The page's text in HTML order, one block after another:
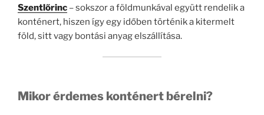
Szentlőrinc – sokszor a földmunkával együtt rendelik a
konténert, hiszen így egy időben történik a kitermelt
föld, sitt vagy bontási anyag elszállítása.
Mikor érdemes konténert bérelni?